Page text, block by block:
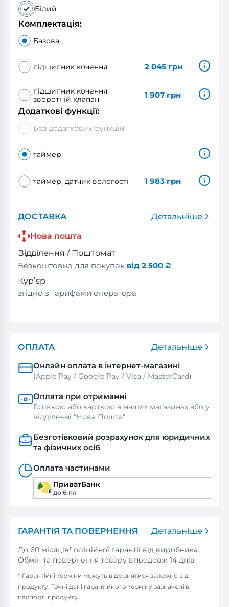
Білий
Комплектація:
Базова
підшипник кочення 2 045 грн
підшипник кочення,
зворотній клапан
1 907 грн
Додаткові функції:
Без додаткових функцій
таймер
таймер, датчик вологості 1 983 грн
ДОСТАВКА
Детальніше
Нова пошта
Відділення / Поштомат
Безкоштовно для покупок від 2 500 ₴
Кур’єр
згідно з тарифами оператора
ОПЛАТА
Детальніше
Онлайн оплата в інтернет-магазині
(Apple Pay / Google Pay / Visa / MasterСard)
Оплата при отриманні
Готівкою або карткою в наших магазинах або у
відділенні "Нова Пошта"
Безготівковий розрахунок для юридичних
та фізичних осіб
Оплата частинами
ПриватБанк
до 6 пл
ГАРАНТІЯ ТА ПОВЕРНЕННЯ Детальніше
До 60 місяців* офіційної гарантії від виробника.
Обмін та повернення товару впродовж 14 днів
* Гарантійні терміни можуть відрізнятися залежно від
продукту. Точні дані гарантійного терміну зазначені в
паспорті продукту.